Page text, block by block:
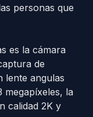
personas que
es la cámara
de
lente angulas
megapíxeles, la
calidad 2K y